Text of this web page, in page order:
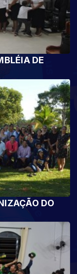
DE
DO